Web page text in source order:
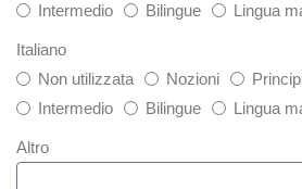
Intermedio
Bilingue Lingua
Italiano
Non utilizzata
Nozioni
Intermedio
Bilingue Lingua
Altro